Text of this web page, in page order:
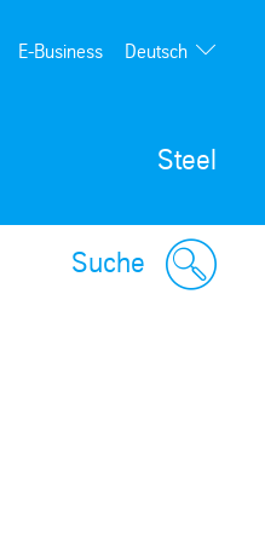
Steel
E-Business Deutsch
Suche